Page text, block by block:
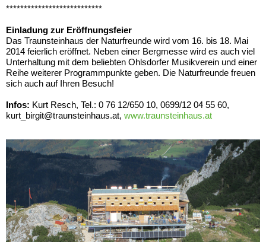
***************************
Einladung zur Eröffnungsfeier
Das Traunsteinhaus der Naturfreunde wird vom 16. bis 18. Mai
2014 feierlich eröffnet. Neben einer Bergmesse wird es auch viel
Unterhaltung mit dem beliebten Ohlsdorfer Musikverein und einer
Reihe weiterer Programmpunkte geben. Die Naturfreunde freuen
sich auch auf Ihren Besuch!
Infos: Kurt Resch, Tel.: 0 76 12/650 10, 0699/12 04 55 60,
kurt_birgit@traunsteinhaus.at, www.traunsteinhaus.at